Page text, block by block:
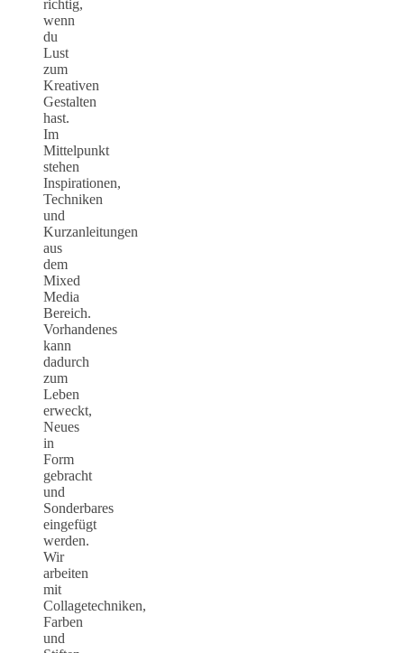
richtig,
wenn
du
Lust
zum
Kreativen
Gestalten
hast.
Im
Mittelpunkt
stehen
Inspirationen,
Techniken
und
Kurzanleitungen
aus
dem
Mixed
Media
Bereich.
Vorhandenes
kann
dadurch
zum
Leben
erweckt,
Neues
in
Form
gebracht
und
Sonderbares
eingefügt
werden.
Wir
arbeiten
mit
Collagetechniken,
Farben
und